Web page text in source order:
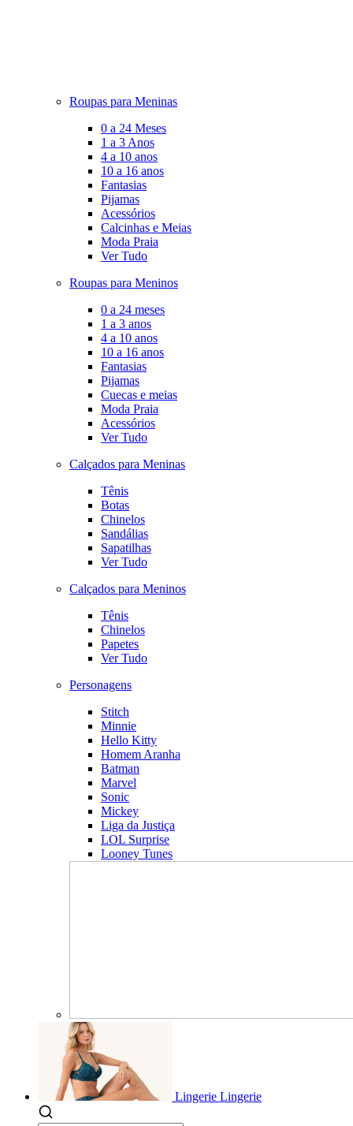
Roupas para Meninas
0 a 24 Meses
1 a 3 Anos
4 a 10 anos
10 a 16 anos
Fantasias
Pijamas
Acessórios
Calcinhas e Meias
Moda Praia
Ver Tudo
Roupas para Meninos
0 a 24 meses
1 a 3 anos
4 a 10 anos
10 a 16 anos
Fantasias
Pijamas
Cuecas e meias
Moda Praia
Acessórios
Ver Tudo
Calçados para Meninas
Tênis
Botas
Chinelos
Sandálias
Sapatilhas
Ver Tudo
Calçados para Meninos
Tênis
Chinelos
Papetes
Ver Tudo
Personagens
Stitch
Minnie
Hello Kitty
Homem Aranha
Batman
Marvel
Sonic
Mickey
Liga da Justiça
LOL Surprise
Looney Tunes
Lingerie Lingerie